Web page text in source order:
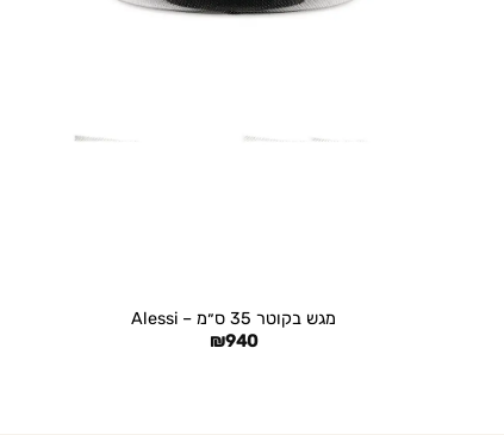
מגש בקוטר 35 ס״מ – Alessi
₪940